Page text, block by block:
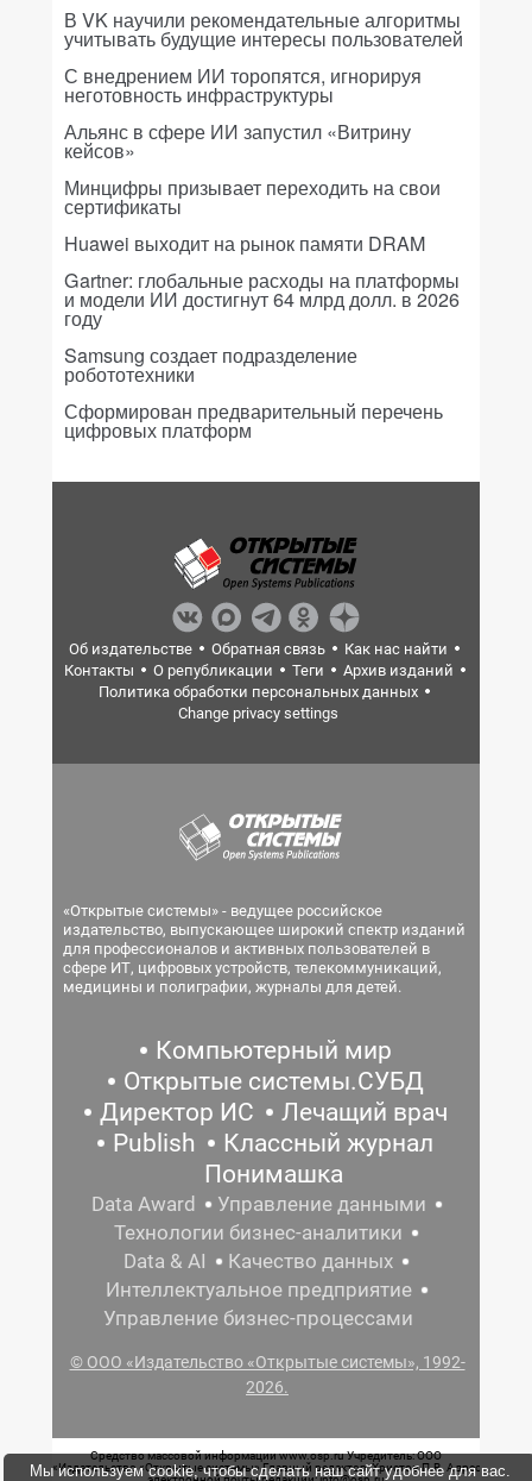
В VK научили рекомендательные алгоритмы
учитывать будущие интересы пользователей
С внедрением ИИ торопятся, игнорируя
неготовность инфраструктуры
Альянс в сфере ИИ запустил «Витрину
кейсов»
Минцифры призывает переходить на свои
сертификаты
Huawei выходит на рынок памяти DRAM
Gartner: глобальные расходы на платформы
и модели ИИ достигнут 64 млрд долл. в 2026
году
Samsung создает подразделение
робототехники
Сформирован предварительный перечень
цифровых платформ
Об издательстве Обратная связь
Как нас найти
Контакты
О републикации Теги
Архив изданий
Политика обработки персональных данных
Change privacy settings
«Открытые системы» - ведущее российское
издательство, выпускающее широкий спектр изданий
для профессионалов и активных пользователей в
сфере ИТ, цифровых устройств, телекоммуникаций,
медицины и полиграфии, журналы для детей.
Компьютерный мир
Открытые системы.СУБД
Директор ИС
Лечащий врач
Publish
Классный журнал
Понимашка
Data Award
Управление данными
Технологии бизнес-аналитики
Data & AI
Качество данных
Интеллектуальное предприятие
Управление бизнес-процессами
© ООО «Издательство «Открытые системы», 1992-
2026.
Средство массовой информации www.osp.ru Учредитель: ООО
«Издательство «Открытые системы» Главный редактор: Христов П.В. Адрес
Мы используем cookie, чтобы сделать наш сайт удобнее для вас.